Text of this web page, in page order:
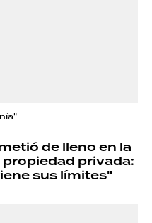
de lleno en la
privada:
sus límites"